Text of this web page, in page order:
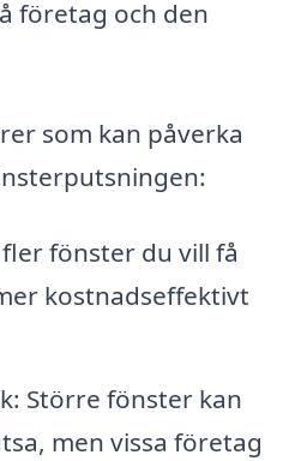
företag och den
som kan påverka
fönster du vill få
kostnadseffektivt
Större fönster kan
men vissa företag